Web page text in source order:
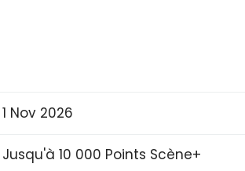
1 Nov 2026
Jusqu'à 10 000 Points Scène+